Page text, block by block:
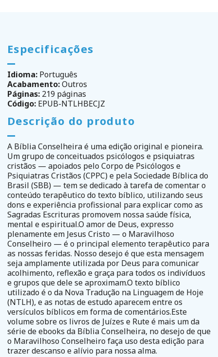
Especificações
Idioma: Português
Acabamento:Outros
Páginas: 219 páginas
Código: EPUB-NTLHBECJZ
Descrição do produto
A Bíblia Conselheira é uma edição original e pioneira.
Um grupo de conceituados psicólogos e psiquiatras
cristãos — apoiados pelo Corpo de Psicólogos e
Psiquiatras Cristãos (CPPC) e pela Sociedade Bíblica do
Brasil (SBB) — tem se dedicado à tarefa de comentar o
conteúdo terapêutico do texto bíblico, utilizando seus
dons e experiência profissional para explicar como as
Sagradas Escrituras promovem nossa saúde física,
mental e espiritual.O amor de Deus, expresso
plenamente em Jesus Cristo — o Maravilhoso
Conselheiro — é o principal elemento terapêutico para
as nossas feridas. Nosso desejo é que esta mensagem
seja amplamente utilizada por Deus para comunicar
acolhimento, reflexão e graça para todos os indivíduos
e grupos que dele se aproximam.O texto bíblico
utilizado é o da Nova Tradução na Linguagem de Hoje
(NTLH), e as notas de estudo aparecem entre os
versículos bíblicos em forma de comentários.Este
volume sobre os livros de Juízes e Rute é mais um da
série de ebooks da Bíblia Conselheira, no desejo de que
o Maravilhoso Conselheiro faça uso desta edição para
trazer descanso e alívio para nossa alma.